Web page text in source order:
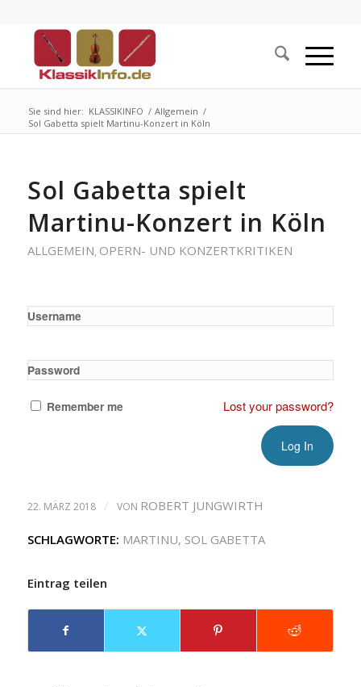
Sie sind hier: KLASSIKINFO / Allgemein /
Sol Gabetta spielt Martinu-Konzert in Köln
Sol Gabetta spielt
Martinu-Konzert in Köln
ALLGEMEIN, OPERN- UND KONZERTKRITIKEN
Username
Password
Remember me Lost your password?
22. MÄRZ 2018 / VON ROBERT JUNGWIRTH
SCHLAGWORTE: MARTINU, SOL GABETTA
Eintrag teilen